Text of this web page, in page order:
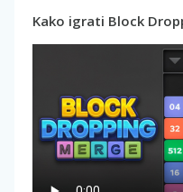
Kako igrati Block